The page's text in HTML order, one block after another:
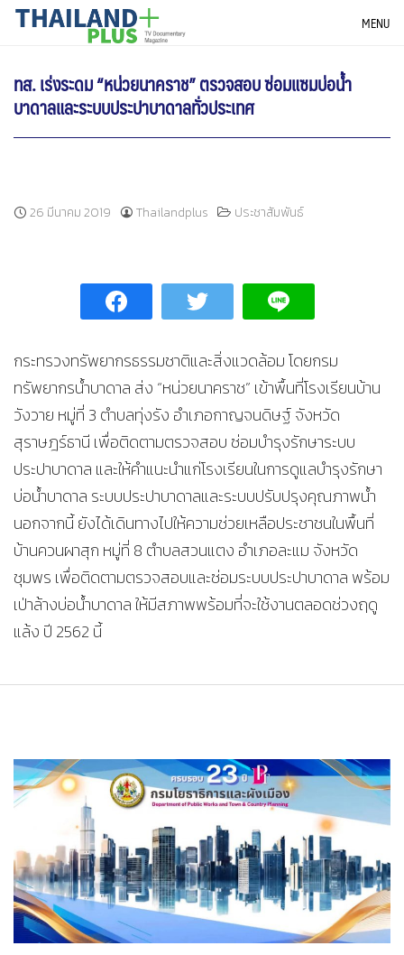
SkipTHAILANDPLUS NEWS MENU
ทส. เร่งระดม “หน่วยนาคราช” ตรวจสอบ ซ่อมแซมบ่อน้ำ
บาดาลและระบบประปาบาดาลทั่วประเทศ
26 มีนาคม 2019 Thailandplus ประชาสัมพันธ์
กระทรวงทรัพยากรธรรมชาติและสิ่งแวดล้อม โดยกรม
ทรัพยากรน้ำบาดาล ส่ง “หน่วยนาคราช” เข้าพื้นที่โรงเรียนบ้าน
วังวาย หมู่ที่ 3 ตำบลทุ่งรัง อำเภอกาญจนดิษฐ์ จังหวัด
สุราษฎร์ธานี เพื่อติดตามตรวจสอบ ซ่อมบำรุงรักษาระบบ
ประปาบาดาล และให้คำแนะนำแก่โรงเรียนในการดูแลบำรุงรักษา
บ่อน้ำบาดาล ระบบประปาบาดาลและระบบปรับปรุงคุณภาพน้ำ
นอกจากนี้ ยังได้เดินทางไปให้ความช่วยเหลือประชาชนในพื้นที่
บ้านควนผาสุก หมู่ที่ 8 ตำบลสวนแตง อำเภอละแม จังหวัด
ชุมพร เพื่อติดตามตรวจสอบและซ่อมระบบประปาบาดาล พร้อม
เป่าล้างบ่อน้ำบาดาล ให้มีสภาพพร้อมที่จะใช้งานตลอดช่วงฤดู
แล้ง ปี 2562 นี้